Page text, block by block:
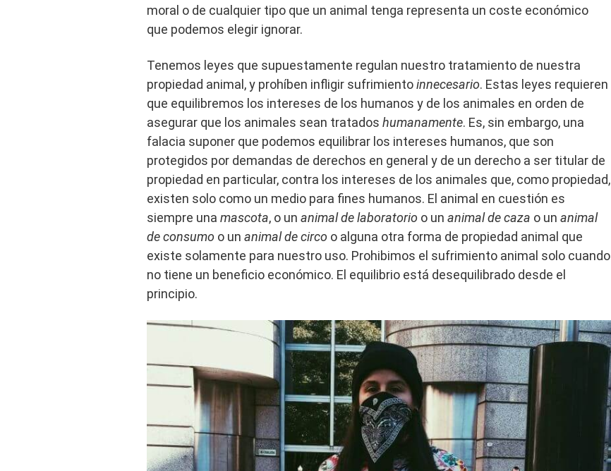
moral o de cualquier tipo que un animal tenga representa un coste económico
que podemos elegir ignorar.
Tenemos leyes que supuestamente regulan nuestro tratamiento de nuestra
propiedad animal, y prohíben infligir sufrimientoinnecesario. Estas leyes requieren
que equilibremos los intereses de los humanos y de los animales en orden de
asegurar que los animales sean tratados humanamente. Es, sin embargo, una
falacia suponer que podemos equilibrar los intereses humanos, que son
protegidos por demandas de derechos en general y de un derecho a ser titular de
propiedad en particular, contra los intereses de los animales que, como propiedad,
existen solo como un medio para fines humanos. El animal en cuestión es
siempre una mascota, o un animal de laboratorio o un animal de caza o un animal
de consumo o un animal de circo o alguna otra forma de propiedad animal que
existe solamente para nuestro uso. Prohibimos el sufrimiento animal solo cuando
no tiene un beneficio económico. El equilibrio está desequilibrado desde el
principio.